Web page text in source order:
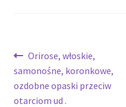
Nawigacja
wpisu
Poprzedni
wpis:
Orirose, włoskie,
samonośne, koronkowe,
ozdobne opaski przeciw
otarciom ud .